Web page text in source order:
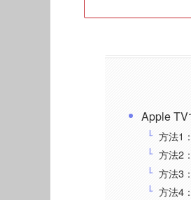
Apple
方法1
方法2
方法3
方法4